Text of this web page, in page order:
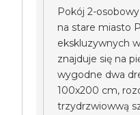
Pokój 2-
na stare miasto
ekskluzywnych
znajduje się na
wygodne dwa
100x200 cm,
trzydrzwiowwą